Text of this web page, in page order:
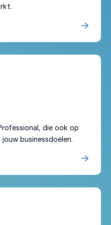
die ook op
businessdoelen.